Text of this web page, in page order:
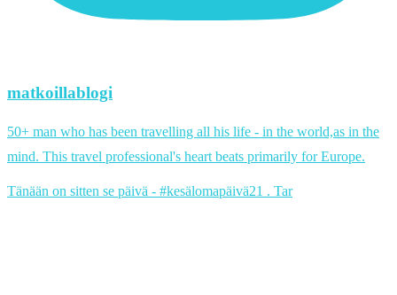
matkoillablogi
50+ man who has been travelling all his life - in the world,as in the
mind. This travel professional's heart beats primarily for Europe.
Tänään on sitten se päivä - #kesälomapäivä21 . Tar